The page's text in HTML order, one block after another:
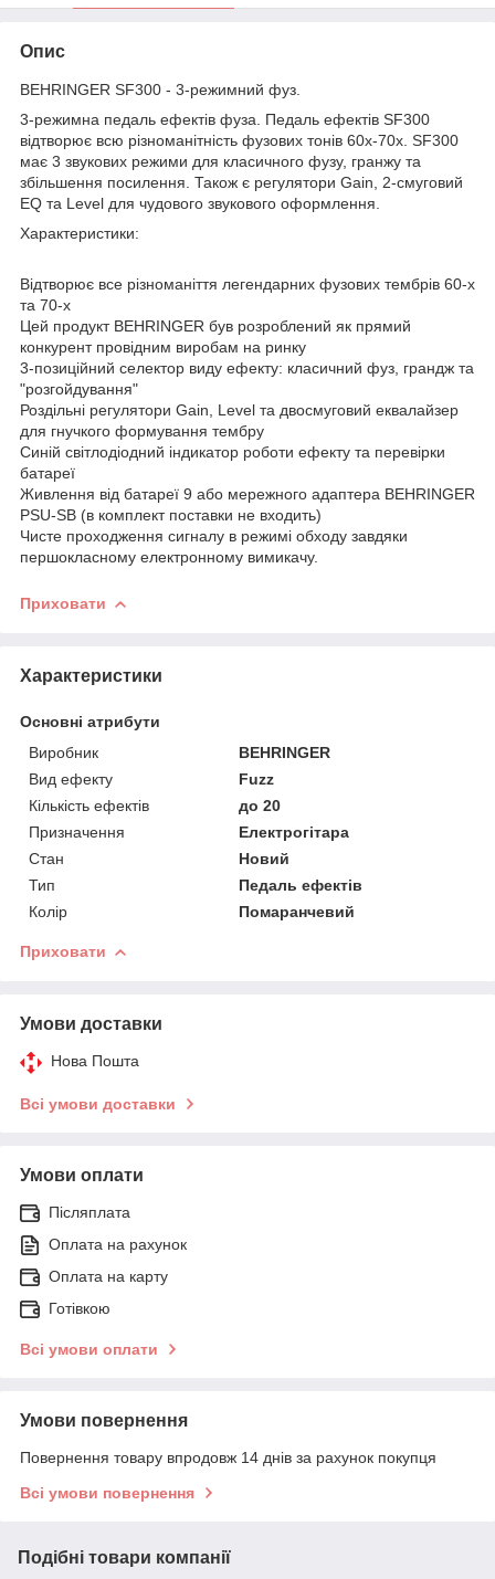
Опис
BEHRINGER SF300 - 3-режимний фуз.
3-режимна педаль ефектів фуза. Педаль ефектів SF300
відтворює всю різноманітність фузових тонів 60х-70х. SF300
має 3 звукових режими для класичного фузу, гранжу та
збільшення посилення. Також є регулятори Gain, 2-смуговий
EQ та Level для чудового звукового оформлення.
Характеристики:
Відтворює все різноманіття легендарних фузових тембрів 60-х
та 70-х
Цей продукт BEHRINGER був розроблений як прямий
конкурент провідним виробам на ринку
3-позиційний селектор виду ефекту: класичний фуз, грандж та
"розгойдування"
Роздільні регулятори Gain, Level та двосмуговий еквалайзер
для гнучкого формування тембру
Синій світлодіодний індикатор роботи ефекту та перевірки
батареї
Живлення від батареї 9 або мережного адаптера BEHRINGER
PSU-SB (в комплект поставки не входить)
Чисте проходження сигналу в режимі обходу завдяки
першокласному електронному вимикачу.
Приховати
Характеристики
Основні атрибути
Виробник
BEHRINGER
Вид ефекту
Fuzz
Кількість ефектів
до 20
Призначення
Електрогітара
Стан
Новий
Тип
Педаль ефектів
Колір
Помаранчевий
Приховати
Умови доставки
Нова Пошта
Всі умови доставки
Умови оплати
Післяплата
Оплата на рахунок
Оплата на карту
Готівкою
Всі умови оплати
Умови повернення
Повернення товару впродовж 14 днів за рахунок покупця
Всі умови повернення
Подібні товари компанії